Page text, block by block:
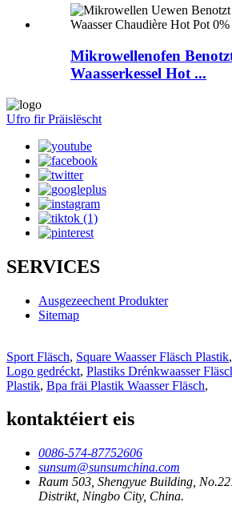
Mikrowellenofen
Waasserkessel Hot ...
Ufro fir Präislëscht
SERVICES
Ausgezeechent Produkter
Sitemap
Sport Fläsch, Square Waasser Fläsch Plastik,
Logo gedréckt, Plastiks Drénkwaasser
Plastik, Bpa fräi Plastik Waasser Fläsch,
kontaktéiert eis
0086-574-87752606
sunsum@sunsumchina.com
Raum 503, Shengyue Building,
Distrikt, Ningbo City, China.